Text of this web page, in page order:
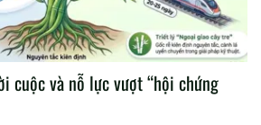
cuộc và nỗ lực vượt “hội chứng